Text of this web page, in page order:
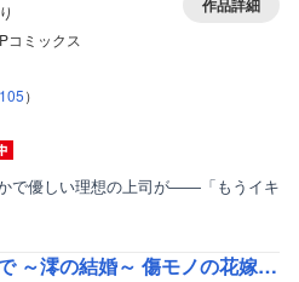
コミックス
105）
作品詳細
で優しい理想の上司が――「もうイキ
の結婚～ 傷モノの花嫁 外伝 分冊版